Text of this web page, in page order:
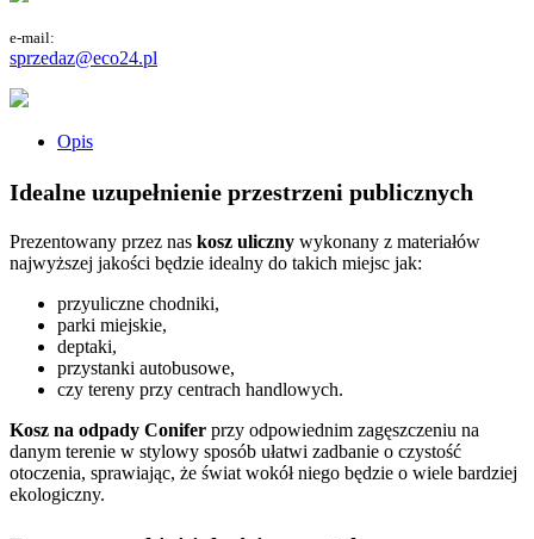
e-mail:
sprzedaz@eco24.pl
Opis
Idealne uzupełnienie przestrzeni publicznych
Prezentowany przez nas kosz uliczny wykonany z materiałów
najwyższej jakości będzie idealny do takich miejsc jak:
przyuliczne chodniki,
parki miejskie,
deptaki,
przystanki autobusowe,
czy tereny przy centrach handlowych.
Kosz na odpady Conifer przy odpowiednim zagęszczeniu na
danym terenie w stylowy sposób ułatwi zadbanie o czystość
otoczenia, sprawiając, że świat wokół niego będzie o wiele bardziej
ekologiczny.